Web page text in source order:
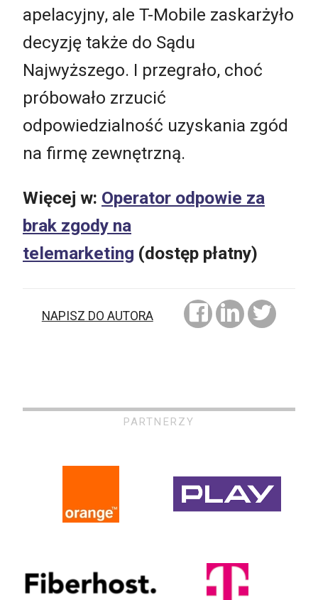
apelacyjny, ale T-Mobile zaskarżyło
decyzję także do Sądu
Najwyższego. I przegrało, choć
próbowało zrzucić
odpowiedzialność uzyskania zgód
na firmę zewnętrzną.
Więcej w: Operator odpowie za
brak zgody na
telemarketing (dostęp płatny)
NAPISZ DO AUTORA
PARTNERZY